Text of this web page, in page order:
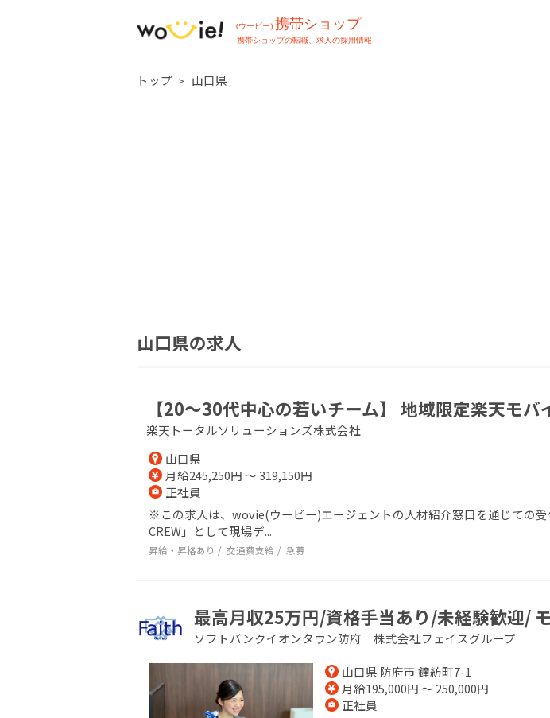
トップ 山口県
山口県の求人
【20～30代中心の若いチーム】 地域限定楽天モ
楽天トータルソリューションズ株式会社
山口県
月給245,250円 ～ 319,150円
正社員
※この求人は、wovie(ウービー)エージェントの人材紹介窓口を通じての
CREW」として現場デ...
昇給・昇格あり 交通費支給 急募
最高月収25万円/資格手当あり/未経験歓迎/
ソフトバンクイオンタウン防府 株式会社フェイスグループ
山口県 防府市 鐘紡町7-1
月給195,000円 ～ 250,000円
正社員